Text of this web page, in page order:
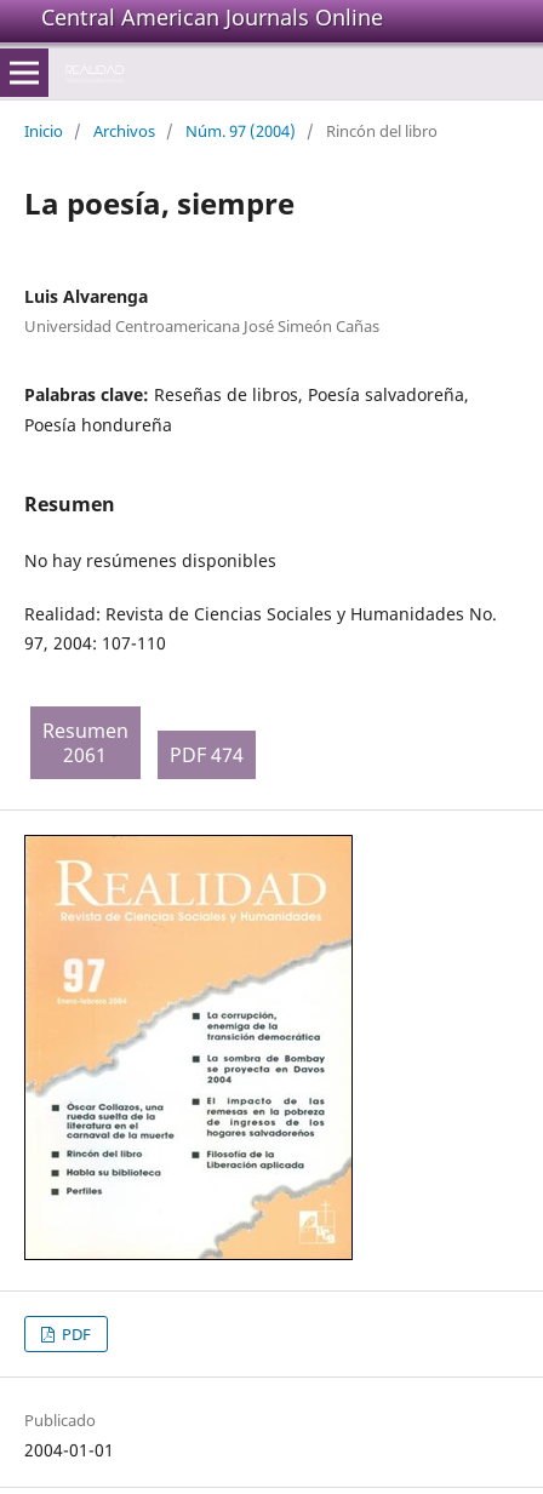
Central American Journals Online
Inicio / Archivos / Núm. 97 (2004) / Rincón del libro
La poesía, siempre
Luis Alvarenga
Universidad Centroamericana José Simeón Cañas
Palabras clave: Reseñas de libros, Poesía salvadoreña,
Poesía hondureña
Resumen
No hay resúmenes disponibles
Realidad: Revista de Ciencias Sociales y Humanidades No.
97, 2004: 107-110
Resumen
2061
PDF 474
PDF
Publicado
2004-01-01